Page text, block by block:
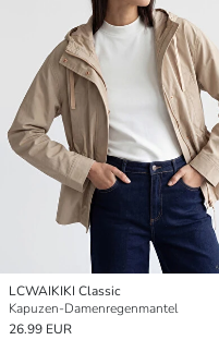
LCWAIKIKI Classic
Kapuzen-Damenregenmantel
26.99 EUR